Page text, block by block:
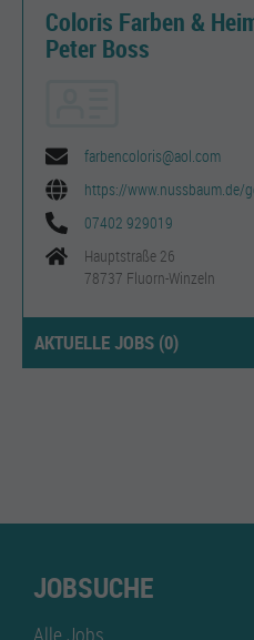
Coloris Farben &
Peter Boss
farbencoloris@aol.com
https://www.nussbaum.de/
07402 929019
Hauptstraße 26
78737 Fluorn-Winzeln
AKTUELLE JOBS (0)
JOBSUCHE
Alle Jobs